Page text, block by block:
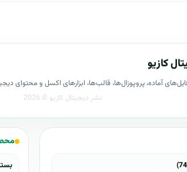
کازیو
آماده، پروپوزال‌ها، قالب‌ها، ابزارهای اکسل و محتوای